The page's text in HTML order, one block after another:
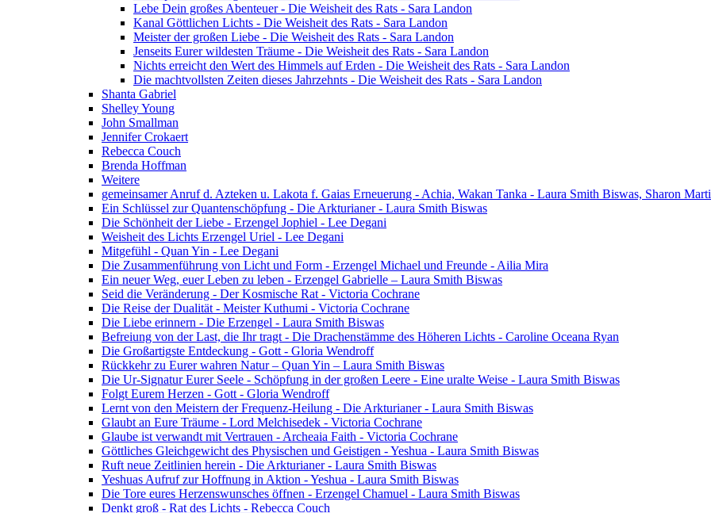
Lebe Dein großes Abenteuer - Die Weisheit des Rats - Sara Landon
Kanal Göttlichen Lichts - Die Weisheit des Rats - Sara Landon
Meister der großen Liebe - Die Weisheit des Rats - Sara Landon
Jenseits Eurer wildesten Träume - Die Weisheit des Rats - Sara Landon
Nichts erreicht den Wert des Himmels auf Erden - Die Weisheit des Rats - Sara Landon
Die machtvollsten Zeiten dieses Jahrzehnts - Die Weisheit des Rats - Sara Landon
Shanta Gabriel
Shelley Young
John Smallman
Jennifer Crokaert
Rebecca Couch
Brenda Hoffman
Weitere
gemeinsamer Anruf d. Azteken u. Lakota f. Gaias Erneuerung - Achia, Wakan Tanka - Laura Smith Biswas, Sharon
Ein Schlüssel zur Quantenschöpfung - Die Arkturianer - Laura Smith Biswas
Die Schönheit der Liebe - Erzengel Jophiel - Lee Degani
Weisheit des Lichts Erzengel Uriel - Lee Degani
Mitgefühl - Quan Yin - Lee Degani
Die Zusammenführung von Licht und Form - Erzengel Michael und Freunde - Ailia Mira
Ein neuer Weg, euer Leben zu leben - Erzengel Gabrielle – Laura Smith Biswas
Seid die Veränderung - Der Kosmische Rat - Victoria Cochrane
Die Reise der Dualität - Meister Kuthumi - Victoria Cochrane
Die Liebe erinnern - Die Erzengel - Laura Smith Biswas
Befreiung von der Last, die Ihr tragt - Die Drachenstämme des Höheren Lichts - Caroline Oceana Ryan
Die Großartigste Entdeckung - Gott - Gloria Wendroff
Rückkehr zu Eurer wahren Natur – Quan Yin – Laura Smith Biswas
Die Ur-Signatur Eurer Seele - Schöpfung in der großen Leere - Eine uralte Weise - Laura Smith Biswas
Folgt Eurem Herzen - Gott - Gloria Wendroff
Lernt von den Meistern der Frequenz-Heilung - Die Arkturianer - Laura Smith Biswas
Glaubt an Eure Träume - Lord Melchisedek - Victoria Cochrane
Glaube ist verwandt mit Vertrauen - Archeaia Faith - Victoria Cochrane
Göttliches Gleichgewicht des Physischen und Geistigen - Yeshua - Laura Smith Biswas
Ruft neue Zeitlinien herein - Die Arkturianer - Laura Smith Biswas
Yeshuas Aufruf zur Hoffnung in Aktion - Yeshua - Laura Smith Biswas
Die Tore eures Herzenswunsches öffnen - Erzengel Chamuel - Laura Smith Biswas
Denkt groß - Rat des Lichts - Rebecca Couch